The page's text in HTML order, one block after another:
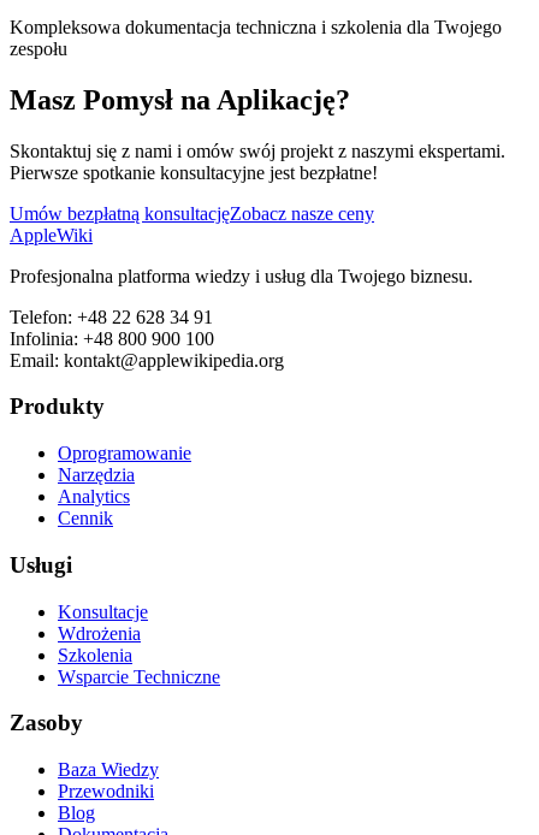
Kompleksowa dokumentacja techniczna i szkolenia dla Twojego
zespołu
Masz Pomysł na Aplikację?
Skontaktuj się z nami i omów swój projekt z naszymi ekspertami.
Pierwsze spotkanie konsultacyjne jest bezpłatne!
Umów bezpłatną konsultacjęZobacz nasze ceny
AppleWiki
Profesjonalna platforma wiedzy i usług dla Twojego biznesu.
Telefon: +48 22 628 34 91
Infolinia: +48 800 900 100
Email: kontakt@applewikipedia.org
Produkty
Oprogramowanie
Narzędzia
Analytics
Cennik
Usługi
Konsultacje
Wdrożenia
Szkolenia
Wsparcie Techniczne
Zasoby
Baza Wiedzy
Przewodniki
Blog